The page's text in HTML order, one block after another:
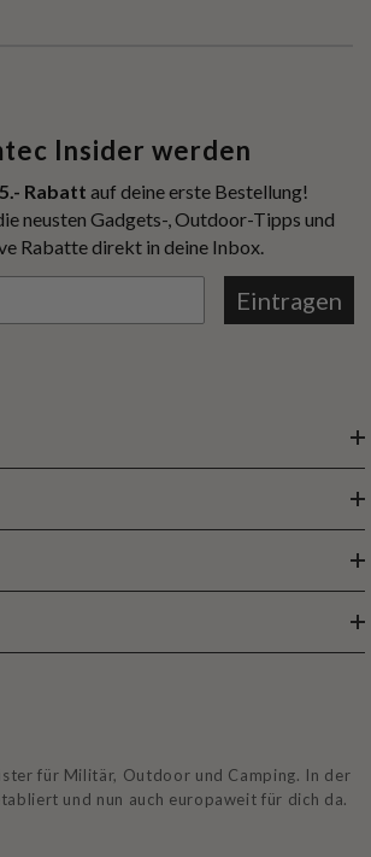
Insider werden
Rabatt auf deine erste Bestellung!
neusten Gadgets-, Outdoor-Tipps und
Rabatte direkt in deine Inbox.
Eintragen
für Militär, Outdoor und Camping. In der
und nun auch europaweit für dich da.